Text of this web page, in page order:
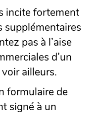
incite fortement
supplémentaires
pas à l’aise
d’un
ailleurs.
formulaire de
signé à un